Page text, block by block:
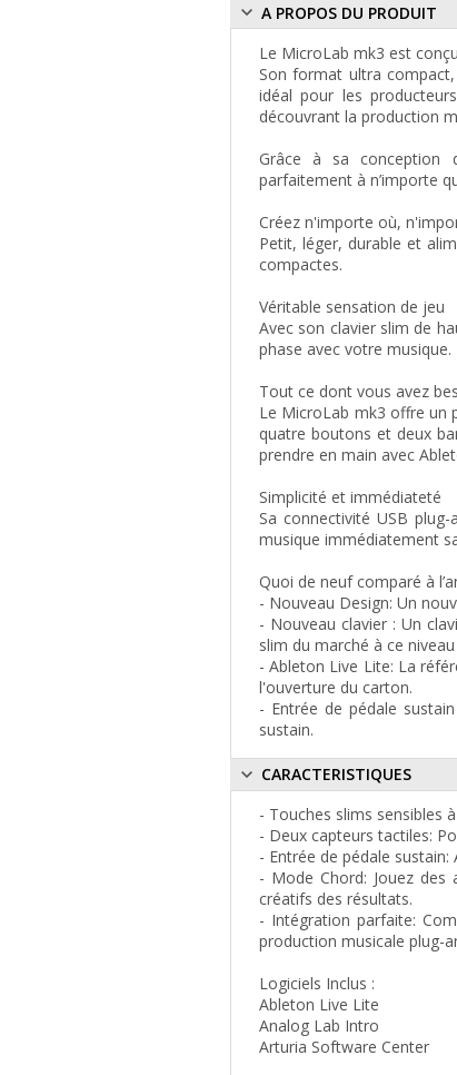
A PROPOS DU PRODUIT
Le MicroLab mk3 est
Son format ultra
idéal pour les
découvrant la production
Grâce à sa conception
parfaitement à n’importe
Créez n'importe où,
Petit, léger, durable et
compactes.
Véritable sensation de jeu
Avec son clavier slim de
phase avec votre musique.
Tout ce dont vous avez
Le MicroLab mk3 offre un
quatre boutons et deux
prendre en main avec
Simplicité et immédiateté
Sa connectivité USB
musique immédiatement
Quoi de neuf comparé à
- Nouveau Design: Un
- Nouveau clavier : Un
slim du marché à ce
- Ableton Live Lite: La
l'ouverture du carton.
- Entrée de pédale
sustain.
CARACTERISTIQUES
- Touches slims sensibles
- Deux capteurs tactiles:
- Entrée de pédale
- Mode Chord: Jouez
créatifs des résultats.
- Intégration parfaite:
production musicale plug-
Logiciels Inclus :
Ableton Live Lite
Analog Lab Intro
Arturia Software Center